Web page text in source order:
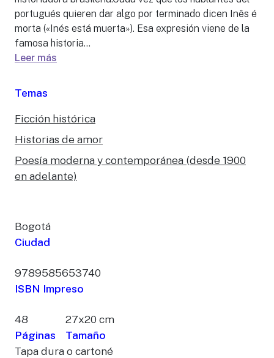
portugués quieren dar algo por terminado dicen Inês é
morta («Inés está muerta»). Esa expresión viene de la
famosa historia...
Leer más
Temas
Ficción histórica
Historias de amor
Poesía moderna y contemporánea (desde 1900
en adelante)
Bogotá
Ciudad
9789585653740
ISBN Impreso
48
Páginas
27x20 cm
Tamaño
Tapa dura o cartoné